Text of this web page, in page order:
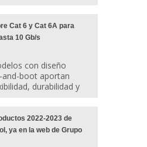
Cat 6 y Cat 6A para
10 Gb/s
con diseño
boot aportan
durabilidad y
2022-2023 de
ya en la web de Grupo